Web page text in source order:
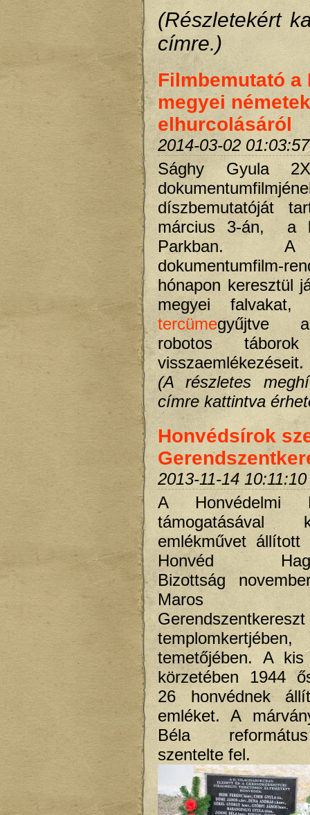
(Részletekért
címre.)
Filmbemutató a
megyei németek
elhurcolásáról
2014-03-02 01:03:57
Sághy Gyula
díszbemutatóját
március 3-án, a
Parkban.
dokumentumfilm-
hónapon keresztül
megyei
tercümegyűjtve
robotos
visszaemlékezéseit.
(A részletes
címre kattintva
Honvédsírok
2013-11-14 10:11:10
A Honvédelmi
emlékművet
Honvéd
Bizottság
Maros
Gerendszentkereszt
temetőjében. A
körzetében 1944
26 honvédnek
emléket. A
Béla
szentelte fel.